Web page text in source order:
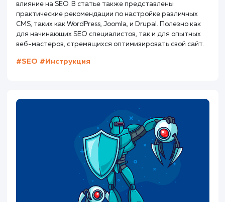
Предыдущая статья
Как составить идеальный title
Хорошие теги title не только говорят поисковым
системам о вашей странице. Они должны побуждать
пользователей кликать и переходить на страницу.
#Инструкция